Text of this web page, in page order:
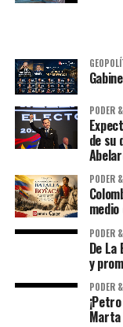
PODER
de su
PODER
PODER
De
y
PODER
Marta